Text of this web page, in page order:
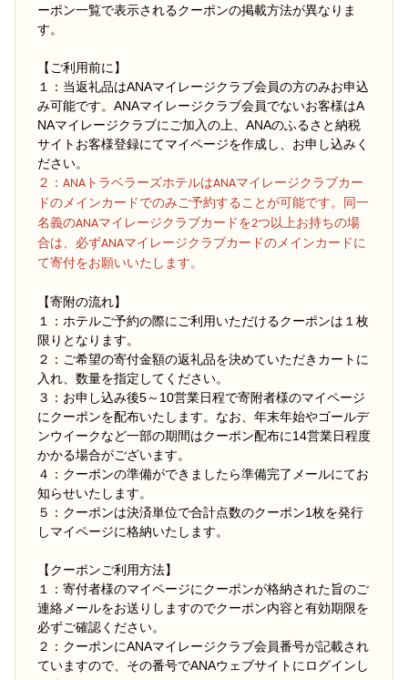
ーポン一覧で表示されるクーポンの掲載方法が異なりま
す。
【ご利用前に】
１：当返礼品はANAマイレージクラブ会員の方のみお申込
み可能です。ANAマイレージクラブ会員でないお客様はA
NAマイレージクラブにご加入の上、ANAのふるさと納税
サイトお客様登録にてマイページを作成し、お申し込みく
ださい。
２ ：ANAトラベラーズホテルはANAマイレージクラブカー
ドのメインカードでのみご予約することが可能です。同一
名義のANAマイレージクラブカードを2つ以上お持ちの場
合は、必ずANAマイレージクラブカードのメインカードに
て寄付をお願いいたします。
【寄附の流れ】
１：ホテルご予約の際にご利用いただけるクーポンは１枚
限りとなります。
２：ご希望の寄付金額の返礼品を決めていただきカートに
入れ、数量を指定してください。
３：お申し込み後5～10営業日程で寄附者様のマイページ
にクーポンを配布いたします。なお、年末年始やゴールデ
ンウイークなど一部の期間はクーポン配布に14営業日程度
かかる場合がございます。
４：クーポンの準備ができましたら準備完了メールにてお
知らせいたします。
５：クーポンは決済単位で合計点数のクーポン1枚を発行
しマイページに格納いたします。
【クーポンご利用方法】
１：寄付者様のマイページにクーポンが格納された旨のご
連絡メールをお送りしますのでクーポン内容と有効期限を
必ずご確認ください。
２：クーポンにANAマイレージクラブ会員番号が記載され
ていますので、その番号でANAウェブサイトにログインし